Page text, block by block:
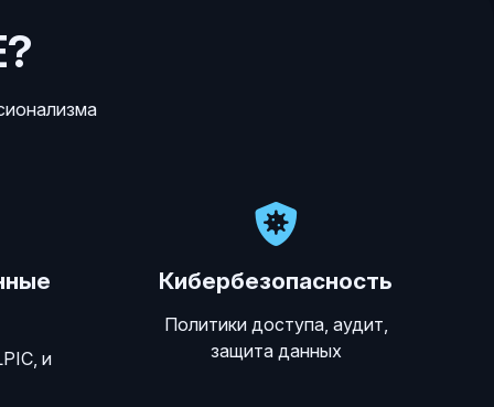
и
Кибербезопасность
Политики доступа, аудит,
защита данных